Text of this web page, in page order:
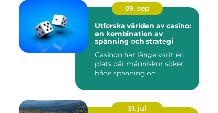
09. sep
Utforska världen av casino:
en kombination av
spänning och strategi
Casinon har länge varit en
plats där människor söker
både spänning oc...
31. jul